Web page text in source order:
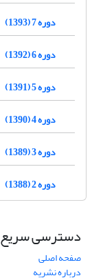
دوره 7 (1393)
دوره 6 (1392)
دوره 5 (1391)
دوره 4 (1390)
دوره 3 (1389)
دوره 2 (1388)
دسترسی سریع
صفحه اصلی
درباره نشریه